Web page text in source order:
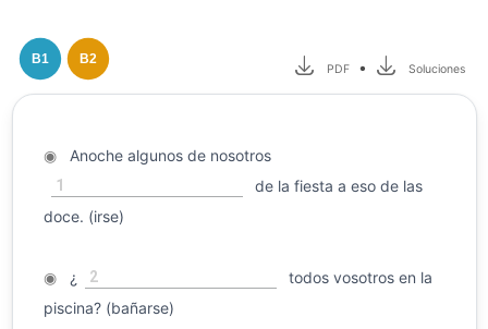
B1 B2
PDF • Soluciones
◉Anoche algunos de nosotros
1
de la fiesta a eso de las
doce. (irse)
◉¿ 2
todos vosotros en la
piscina? (bañarse)